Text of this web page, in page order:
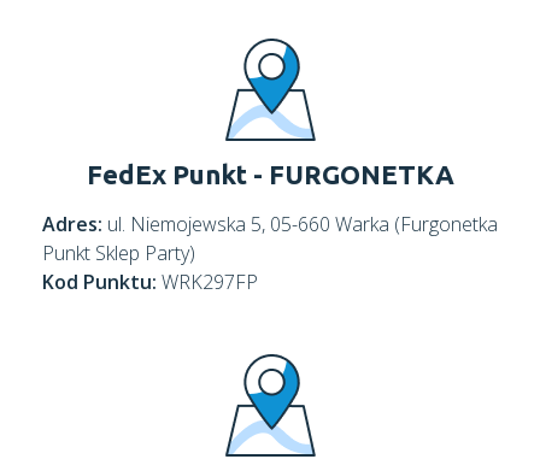
FedEx Punkt - FURGONETKA
Adres: ul. Niemojewska 5, 05-660 Warka (Furgonetka
Punkt Sklep Party)
Kod Punktu: WRK297FP